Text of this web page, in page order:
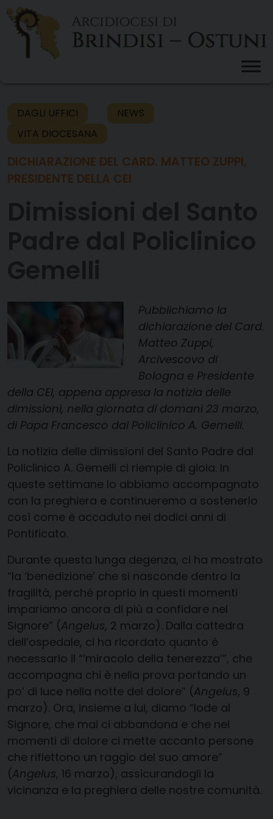
Skip
content
DAGLI UFFICI
NEWS
VITA DIOCESANA
DICHIARAZIONE DEL CARD. MATTEO ZUPPI,
PRESIDENTE DELLA CEI
Pubblichiamo la
dichiarazione del Card.
Matteo Zuppi,
Arcivescovo di
Bologna e Presidente
della CEI, appena appresa la notizia delle
dimissioni, nella giornata di domani 23 marzo,
di Papa Francesco dal Policlinico A. Gemelli.
La notizia delle dimissioni del Santo Padre dal
Policlinico A. Gemelli ci riempie di gioia. In
queste settimane lo abbiamo accompagnato
con la preghiera e continueremo a sostenerlo
così come è accaduto nei dodici anni di
Pontificato.
Durante questa lunga degenza, ci ha mostrato
“la ‘benedizione’ che si nasconde dentro la
fragilità, perché proprio in questi momenti
impariamo ancora di più a confidare nel
Signore” (Angelus, 2 marzo). Dalla cattedra
dell’ospedale, ci ha ricordato quanto è
necessario il “‘miracolo della tenerezza’”, che
accompagna chi è nella prova portando un
po’ di luce nella notte del dolore” (Angelus, 9
marzo). Ora, insieme a lui, diamo “lode al
Signore, che mai ci abbandona e che nei
momenti di dolore ci mette accanto persone
che riflettono un raggio del suo amore”
(Angelus, 16 marzo), assicurandogli la
vicinanza e la preghiera delle nostre comunità.